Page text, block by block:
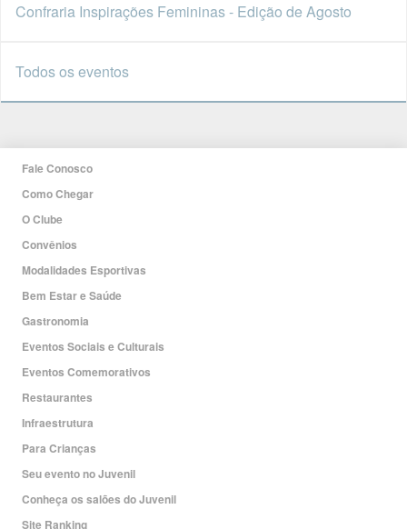
Confraria Inspirações Femininas - Edição de Agosto
Todos os eventos
Fale Conosco
Como Chegar
O Clube
Convênios
Modalidades Esportivas
Bem Estar e Saúde
Gastronomia
Eventos Sociais e Culturais
Eventos Comemorativos
Restaurantes
Infraestrutura
Para Crianças
Seu evento no Juvenil
Conheça os salões do Juvenil
Site Ranking